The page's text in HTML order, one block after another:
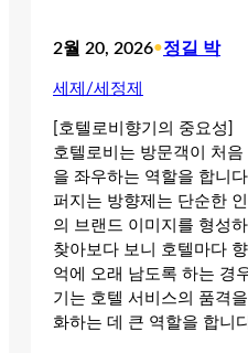
2월 20, 2026•정길 박
세제/세정제
[호텔로비향기의 중요성]
호텔로비는 방문객이 처
을 좌우하는 역할을 합니
퍼지는 방향제는 단순한
의 브랜드 이미지를 형성
찾아보다 보니 호텔마다
억에 오래 남도록 하는 경
기는 호텔 서비스의 품격
화하는 데 큰 역할을 합니